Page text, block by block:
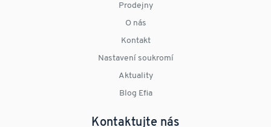
Prodejny
O nás
Kontakt
Nastavení soukromí
Aktuality
Blog Efia
Kontaktujte nás